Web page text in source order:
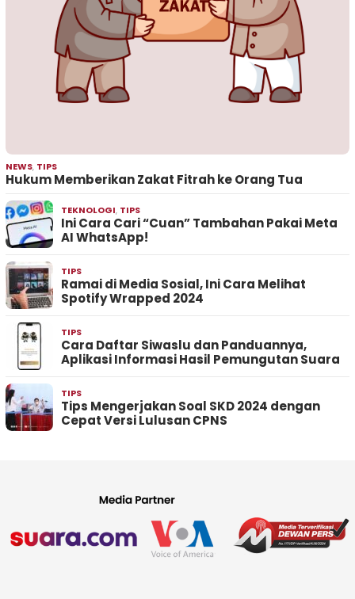
NEWS, TIPS
Hukum Memberikan Zakat Fitrah ke Orang Tua
TEKNOLOGI, TIPS
Ini Cara Cari “Cuan” Tambahan Pakai Meta
AI WhatsApp!
TIPS
Ramai di Media Sosial, Ini Cara Melihat
Spotify Wrapped 2024
TIPS
Cara Daftar Siwaslu dan Panduannya,
Aplikasi Informasi Hasil Pemungutan Suara
TIPS
Tips Mengerjakan Soal SKD 2024 dengan
Cepat Versi Lulusan CPNS